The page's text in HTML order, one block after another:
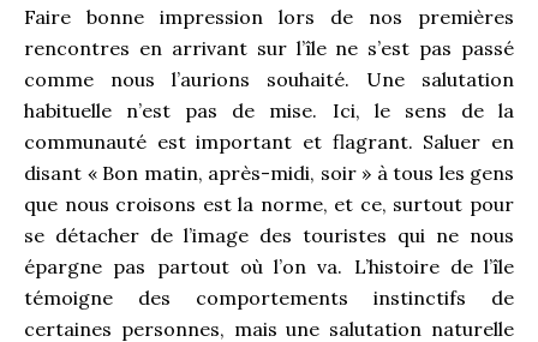
Faire bonne impression lors de nos premières
rencontres en arrivant sur l’île ne s’est pas passé
comme nous l’aurions souhaité. Une salutation
habituelle n’est pas de mise. Ici, le sens de la
communauté est important et flagrant. Saluer en
disant « Bon matin, après-midi, soir » à tous les gens
que nous croisons est la norme, et ce, surtout pour
se détacher de l’image des touristes qui ne nous
épargne pas partout où l’on va. L’histoire de l’île
témoigne des comportements instinctifs de
certaines personnes, mais une salutation naturelle